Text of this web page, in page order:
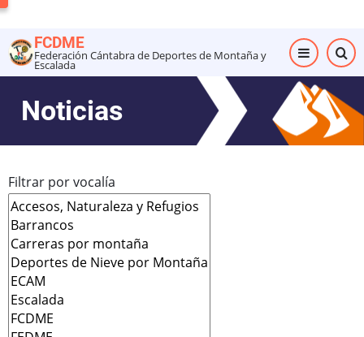
al
contenido
principal
FCDME
Federación Cántabra de Deportes de Montaña y
Escalada
Noticias
Filtrar por vocalía